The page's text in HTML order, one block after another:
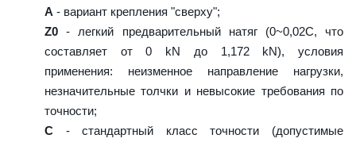
A - вариант крепления "сверху";
Z0 - легкий предварительный натяг (0~0,02C, что
составляет от 0 kN до 1,172 kN), условия
применения: неизменное направление нагрузки,
незначительные толчки и невысокие требования по
точности;
C - стандартный класс точности (допустимые